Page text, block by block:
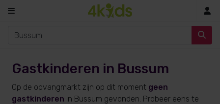
Gastkinderen in Bussum
Op de opvangmarkt zijn op dit moment geen
gastkinderen in Bussum gevonden. Probeer eens te